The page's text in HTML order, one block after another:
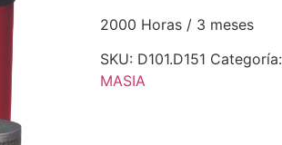
2000 Horas / 3 meses
SKU: D101.D151 Categoría:
MASIA